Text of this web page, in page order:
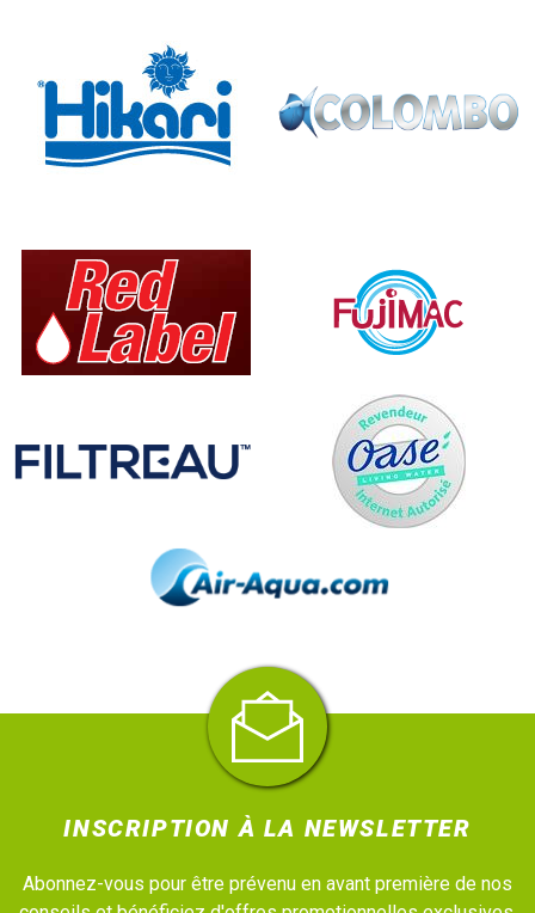
INSCRIPTION À LA NEWSLETTER
Abonnez-vous pour être prévenu en avant première de nos